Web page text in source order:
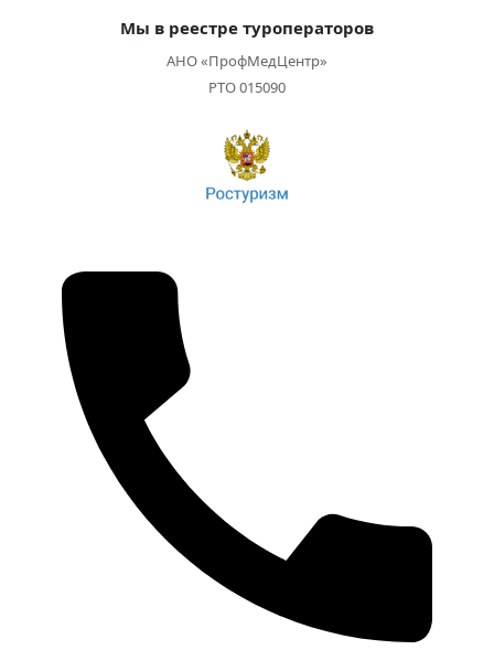
Мы в реестре туроператоров
АНО «ПрофМедЦентр»
РТО 015090